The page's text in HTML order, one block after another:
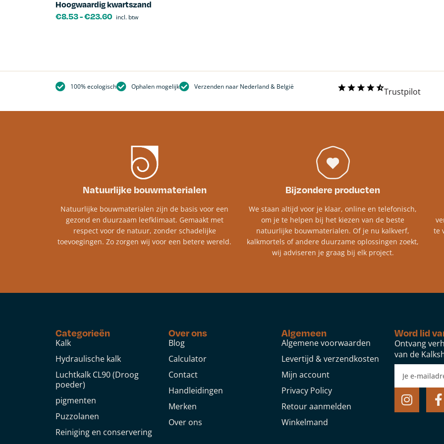
Hoogwaardig kwartszand
€8.53-€23.60 incl. btw
100% ecologisch Ophalen mogelijk Verzenden naar Nederland & België Trustpilot
Natuurlijke bouwmaterialen
Natuurlijke bouwmaterialen zijn de basis voor een
gezond en duurzaam leefklimaat. Gemaakt met
respect voor de natuur, zonder schadelijke
toevoegingen. Zo zorgen wij voor een betere wereld.
Bijzondere producten
We staan altijd voor je klaar, online en telefonisch,
om je te helpen bij het kiezen van de beste
natuurlijke bouwmaterialen. Of je nu kalkverf,
kalkmortels of andere duurzame oplossingen zoekt,
wij adviseren je graag bij elk project.​
te
Categorieën
Kalk
Hydraulische kalk
Luchtkalk CL90 (Droog
poeder)
pigmenten
Puzzolanen
Reiniging en conservering
Over ons
Blog
Calculator
Contact
Handleidingen
Merken
Over ons
Algemeen
Algemene voorwaarden
Levertijd & verzendkosten
Mijn account
Privacy Policy
Retour aanmelden
Winkelmand
Word lid
Ontvang
van de